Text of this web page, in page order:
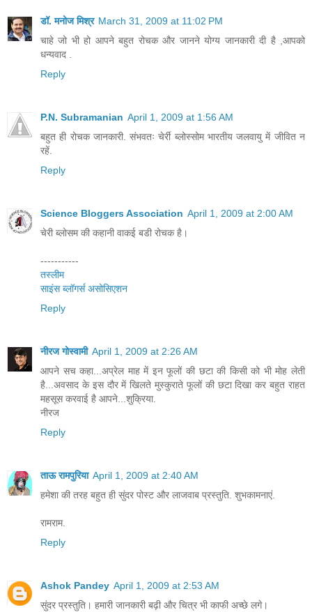
डॉ. मनोज मिश्र March 31, 2009 at 11:02 PM
चाहे जो भी हो आपने बहुत रोचक और जानने योग्य जानकारी दी है ,आपको
धन्यवाद .
Reply
P.N. Subramanian April 1, 2009 at 1:56 AM
बहुत ही रोचक जानकारी. संभवतः चेर्री ब्लोस्सोम भारतीय जलवायु में जीवित न
रहें.
Reply
Science Bloggers Association April 1, 2009 at 2:00 AM
चेरी ब्‍लोसम की कहानी वाकई बडी रोचक है।
-----------
तस्‍लीम
साइंस ब्‍लॉगर्स असोसिएशन
Reply
नीरज गोस्वामी April 1, 2009 at 2:26 AM
आपने सच कहा...अप्रेल माह में इन फूलों की छटा की किसी को भी मोह लेती
है...अवसाद के इस दौर में खिलते मुस्कुराते फूलों की छटा दिखा कर बहुत राहत
महसूस करवाई है आपने...शुक्रिया.
नीरज
Reply
ताऊ रामपुरिया April 1, 2009 at 2:40 AM
हमेशा की तरह बहुत ही सुंदर पोस्ट और लाजवाब प्रस्तुति. शुभकामनाएं.
रामराम.
Reply
Ashok Pandey April 1, 2009 at 2:53 AM
सुंदर प्रस्‍तुति। हमारी जानकारी बढ़ी और चित्र भी काफी अच्‍छे लगे।